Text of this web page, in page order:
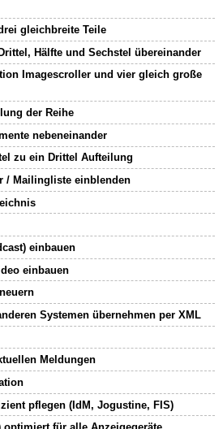
gleichbreite Teile
Hälfte und Sechstel übereinander
Imagescroller und vier gleich große
der Reihe
nebeneinander
zu ein Drittel Aufteilung
/ Mailingliste einblenden
einbauen
einbauen
Systemen übernehmen per XML
Meldungen
pflegen (IdM, Jogustine, FIS)